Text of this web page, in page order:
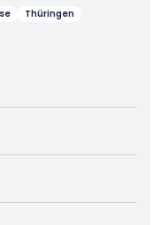
Thüringen